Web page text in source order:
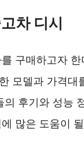
차 디시
구매하고자 한
모델과 가격대
의 후기와 성능
많은 도움이